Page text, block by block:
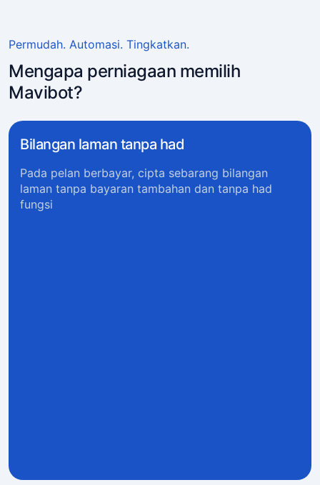
Permudah. Automasi. Tingkatkan.
Mengapa perniagaan memilih
Mavibot?
Bilangan laman tanpa had
Pada pelan berbayar, cipta sebarang bilangan
laman tanpa bayaran tambahan dan tanpa had
fungsi